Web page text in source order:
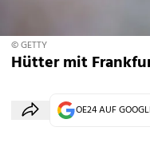
© GETTY
Hütter mit
OE24 AUF